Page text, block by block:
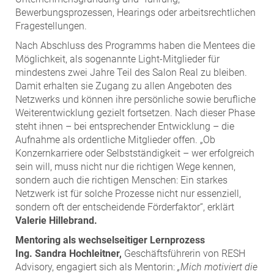
Bewerbungsprozessen, Hearings oder arbeitsrechtlichen
Fragestellungen.
Nach Abschluss des Programms haben die Mentees die
Möglichkeit, als sogenannte Light-Mitglieder für
mindestens zwei Jahre Teil des Salon Real zu bleiben.
Damit erhalten sie Zugang zu allen Angeboten des
Netzwerks und können ihre persönliche sowie berufliche
Weiterentwicklung gezielt fortsetzen. Nach dieser Phase
steht ihnen – bei entsprechender Entwicklung – die
Aufnahme als ordentliche Mitglieder offen. „Ob
Konzernkarriere oder Selbstständigkeit – wer erfolgreich
sein will, muss nicht nur die richtigen Wege kennen,
sondern auch die richtigen Menschen: Ein starkes
Netzwerk ist für solche Prozesse nicht nur essenziell,
sondern oft der entscheidende Förderfaktor“, erklärt
Valerie Hillebrand.
Mentoring als wechselseitiger Lernprozess
Ing. Sandra Hochleitner, Geschäftsführerin von RESH
Advisory, engagiert sich als Mentorin: „Mich motiviert die